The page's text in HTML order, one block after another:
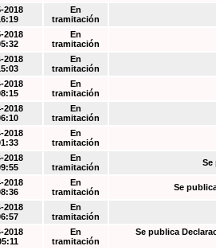
2018
En
tramitación
2018
En
tramitación
2018
En
tramitación
2018
En
tramitación
2018
En
tramitación
2018
En
tramitación
2018
En
tramitación
Se
2018
En
tramitación
Se
2018
En
tramitación
2018
En
tramitación
Se publica